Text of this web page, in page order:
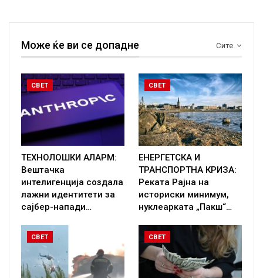
Сите
Може ќе ви се допадне
СВЕТ
ТЕХНОЛОШКИ АЛАРМ:
Вештачка
интелигенција создала
лажни идентитети за
сајбер-напади…
СВЕТ
ЕНЕРГЕТСКА И
ТРАНСПОРТНА КРИЗА:
Реката Рајна на
историски минимум,
нуклеарката „Пакш“…
СВЕТ СВЕТ